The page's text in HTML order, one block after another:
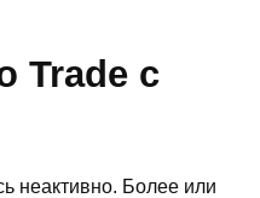
Trade с
неактивно. Более или